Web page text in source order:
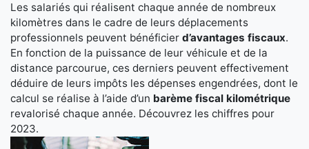
Les salariés qui réalisent chaque année de nombreux
kilomètres dans le cadre de leurs déplacements
professionnels peuvent bénéficier d’avantages fiscaux.
En fonction de la puissance de leur véhicule et de la
distance parcourue, ces derniers peuvent effectivement
déduire de leurs impôts les dépenses engendrées, dont le
calcul se réalise à l’aide d’un barème fiscal kilométrique
revalorisé chaque année. Découvrez les chiffres pour
2023.